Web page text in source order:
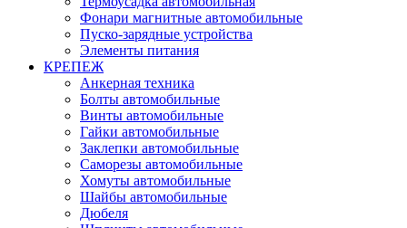
Фонари магнитные автомобильные
Пуско-зарядные устройства
Элементы питания
КРЕПЕЖ
Анкерная техника
Болты автомобильные
Винты автомобильные
Гайки автомобильные
Заклепки автомобильные
Саморезы автомобильные
Хомуты автомобильные
Шайбы автомобильные
Дюбеля